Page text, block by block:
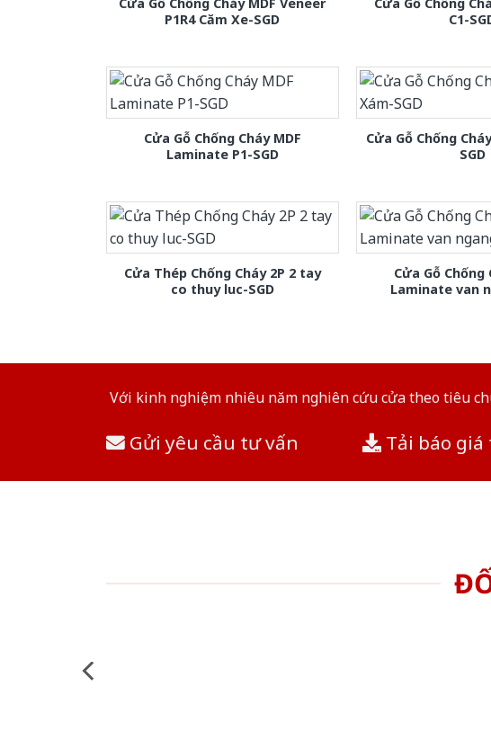
P1R4 Căm Xe-SGD
C1-
Cửa Gỗ Chống Cháy MDF
Laminate P1-SGD
Cửa Gỗ Chống
SGD
Cửa Thép Chống Cháy 2P 2 tay
co thuy luc-SGD
Cửa Gỗ Chống
Laminate van
Với kinh nghiệm nhiêu năm nghiên cứu cửa theo tiêu
Gửi yêu cầu tư vấn Tải báo giá